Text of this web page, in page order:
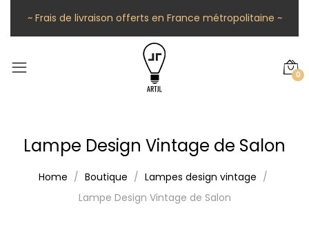
~ Frais de livraison offerts en France métropolitaine ~
0
Lampe Design Vintage de Salon
Home Boutique
Lampes design vintage
Lampe Design Vintage de Salon